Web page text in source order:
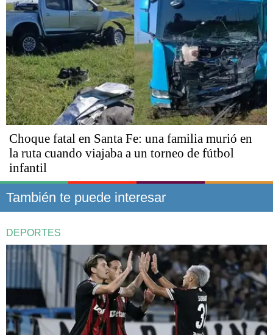
Choque fatal en Santa Fe: una familia murió en
la ruta cuando viajaba a un torneo de fútbol
infantil
También te puede interesar
DEPORTES